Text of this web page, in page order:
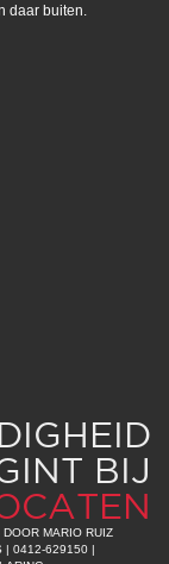
daar buiten.
BIJ
DOOR MARIO RUIZ
| 0412-629150 |